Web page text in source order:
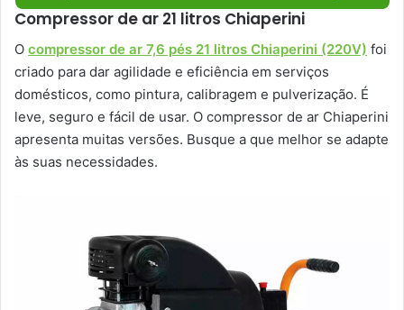
Compressor de ar 21 litros Chiaperini
O compressor de ar 7,6 pés 21 litros Chiaperini (220V) foi
criado para dar agilidade e eficiência em serviços
domésticos, como pintura, calibragem e pulverização. É
leve, seguro e fácil de usar. O compressor de ar Chiaperini
apresenta muitas versões. Busque a que melhor se adapte
às suas necessidades.